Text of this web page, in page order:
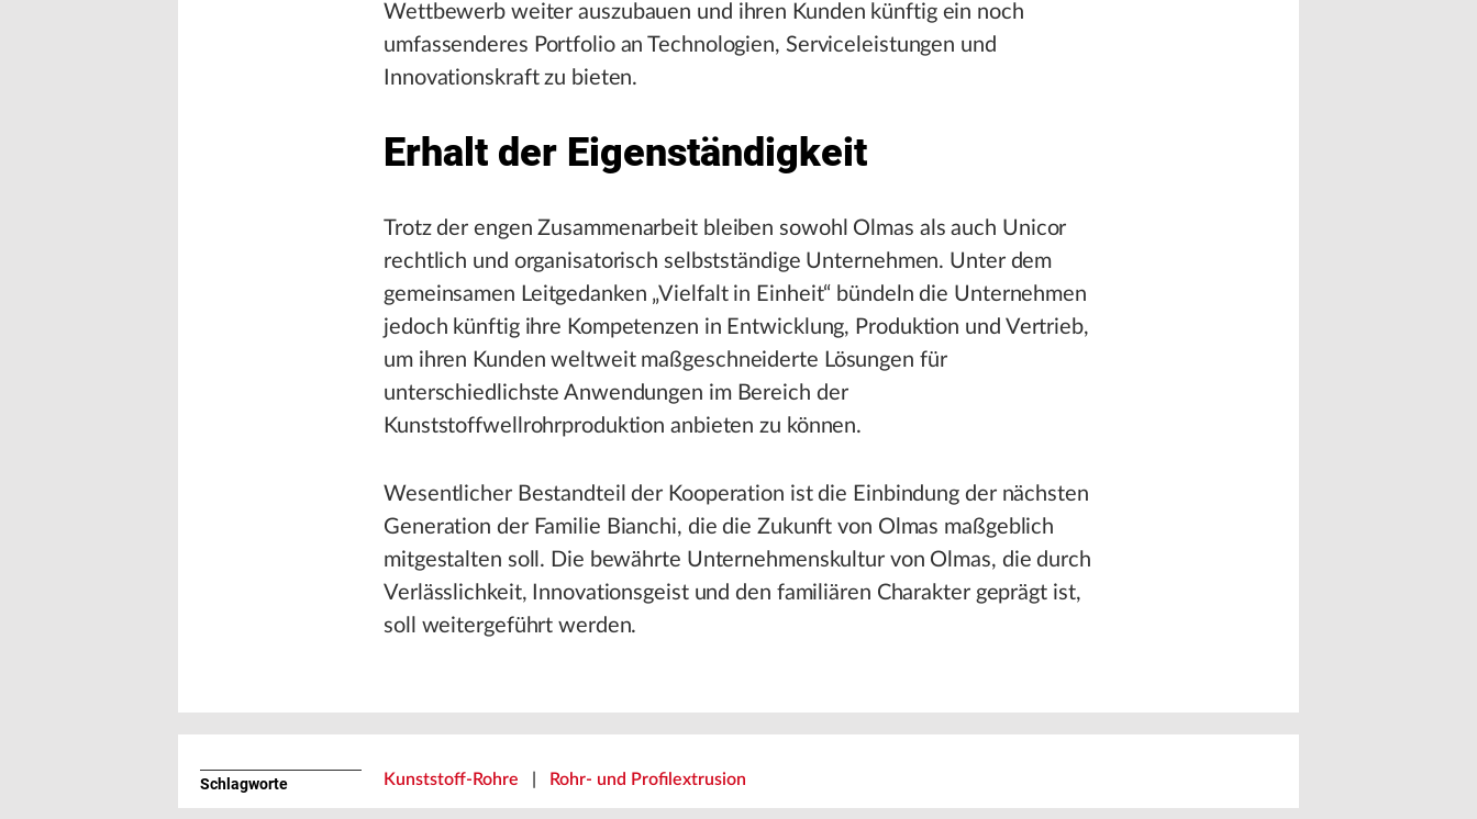
Wettbewerb weiter auszubauen und ihren Kunden künftig ein noch
umfassenderes Portfolio an Technologien, Serviceleistungen und
Innovationskraft zu bieten.
Erhalt der Eigenständigkeit
Trotz der engen Zusammenarbeit bleiben sowohl Olmas als auch Unicor
rechtlich und organisatorisch selbstständige Unternehmen. Unter dem
gemeinsamen Leitgedanken „Vielfalt in Einheit“ bündeln die Unternehmen
jedoch künftig ihre Kompetenzen in Entwicklung, Produktion und Vertrieb,
um ihren Kunden weltweit maßgeschneiderte Lösungen für
unterschiedlichste Anwendungen im Bereich der
Kunststoffwellrohrproduktion anbieten zu können.
Wesentlicher Bestandteil der Kooperation ist die Einbindung der nächsten
Generation der Familie Bianchi, die die Zukunft von Olmas maßgeblich
mitgestalten soll. Die bewährte Unternehmenskultur von Olmas, die durch
Verlässlichkeit, Innovationsgeist und den familiären Charakter geprägt ist,
soll weitergeführt werden.
Schlagworte Kunststoff-Rohre Rohr- und Profilextrusion